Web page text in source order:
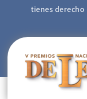
tienes derecho